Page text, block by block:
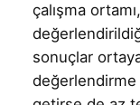
çalışma
sonuçlar